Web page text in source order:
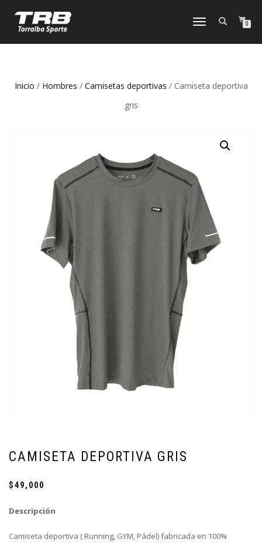
TOGGLE
0
Inicio / Hombres / Camisetas deportivas / Camiseta deportiva
gris
CAMISETA DEPORTIVA GRIS
$49,000
Descripción
Camiseta deportiva ( Running, GYM, Pádel) fabricada en 100%